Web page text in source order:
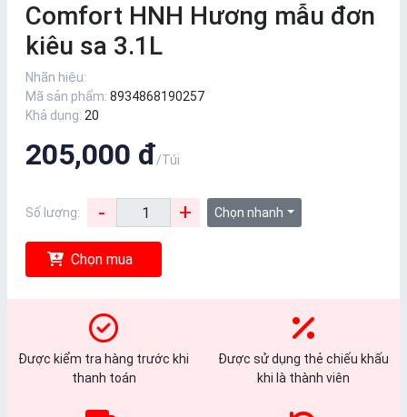
Comfort HNH Hương mẫu đơn
kiêu sa 3.1L
Nhãn hiệu:
Mã sản phẩm: 8934868190257
Khả dụng: 20
205,000 đ/Túi
Số lượng: - + Chọn nhanh
Chọn mua
Được kiểm tra hàng trước khi
thanh toán
Được sử dụng thẻ chiếu khấu
khi là thành viên